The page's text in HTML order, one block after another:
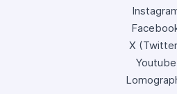
X
Youtube